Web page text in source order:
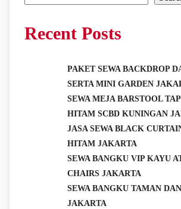
Recent Posts
PAKET SEWA BACKDROP
SERTA MINI GARDEN
SEWA MEJA BARSTOOL
HITAM SCBD KUNINGAN
JASA SEWA BLACK
HITAM JAKARTA
SEWA BANGKU VIP KAYU
CHAIRS JAKARTA
SEWA BANGKU TAMAN
JAKARTA